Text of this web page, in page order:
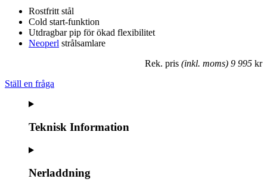
Rostfritt stål
Cold start-funktion
Utdragbar pip för ökad flexibilitet
Neoperl strålsamlare
Rek. pris (inkl. moms) 9 995 kr
Ställ en fråga
Teknisk Information
Nerladdning